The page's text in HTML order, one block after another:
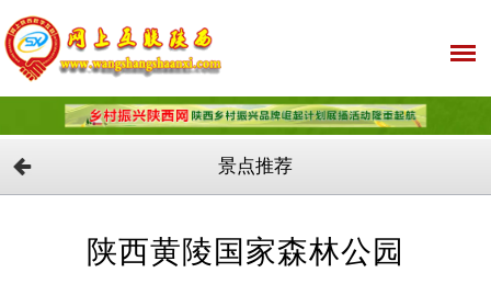
景点推荐
陕西黄陵国家森林公园